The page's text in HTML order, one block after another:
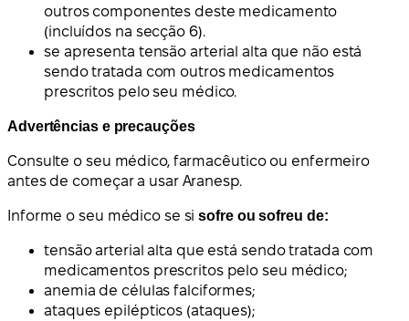
outros componentes deste medicamento
(incluídos na secção 6).
se apresenta tensão arterial alta que não está
sendo tratada com outros medicamentos
prescritos pelo seu médico.
Advertências e precauções
Consulte o seu médico, farmacêutico ou enfermeiro
antes de começar a usar Aranesp.
Informe o seu médico se sisofre ou sofreu de:
tensão arterial alta que está sendo tratada com
medicamentos prescritos pelo seu médico;
anemia de células falciformes;
ataques epilépticos (ataques);